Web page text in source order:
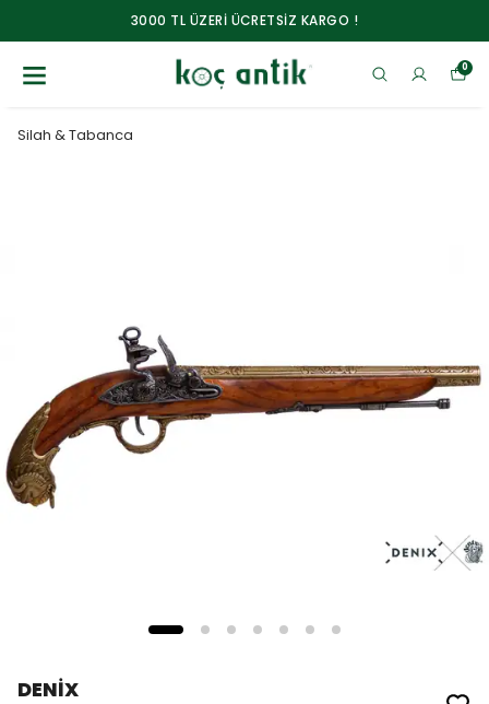
3000 TL ÜZERİ ÜCRETSİZ KARGO !
0
Silah & Tabanca
DENİX